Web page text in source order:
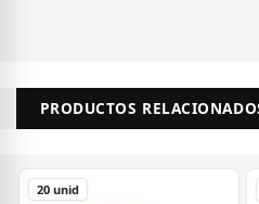
PRODUCTOS
20 unid